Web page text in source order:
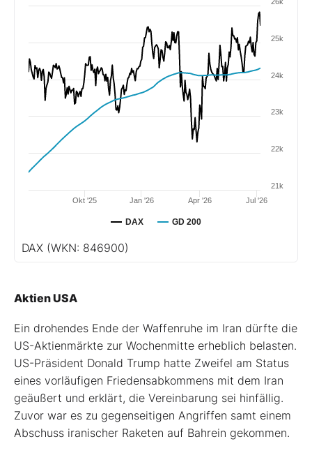
DAX GD 200
Jan '26 Jul '26
Okt '25 Apr '26
21k
22k
23k
24k
25k
DAX (WKN: 846900)
Aktien USA
Ein drohendes Ende der Waffenruhe im Iran dürfte die
US-Aktienmärkte zur Wochenmitte erheblich belasten.
US-Präsident Donald Trump hatte Zweifel am Status
eines vorläufigen Friedensabkommens mit dem Iran
geäußert und erklärt, die Vereinbarung sei hinfällig.
Zuvor war es zu gegenseitigen Angriffen samt einem
Abschuss iranischer Raketen auf Bahrein gekommen.